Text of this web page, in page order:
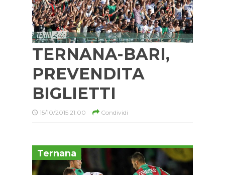
TERNANA-BARI,
PREVENDITA
BIGLIETTI
15/10/2015 21:00 Condividi
Ternana